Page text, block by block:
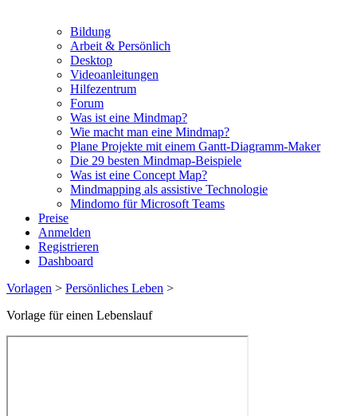
Bildung
Arbeit & Persönlich
Desktop
Videoanleitungen
Hilfezentrum
Forum
Was ist eine Mindmap?
Wie macht man eine Mindmap?
Plane Projekte mit einem Gantt-Diagramm-Maker
Die 29 besten Mindmap-Beispiele
Was ist eine Concept Map?
Mindmapping als assistive Technologie
Mindomo für Microsoft Teams
Preise
Anmelden
Registrieren
Dashboard
Vorlagen > Persönliches Leben >
Vorlage für einen Lebenslauf